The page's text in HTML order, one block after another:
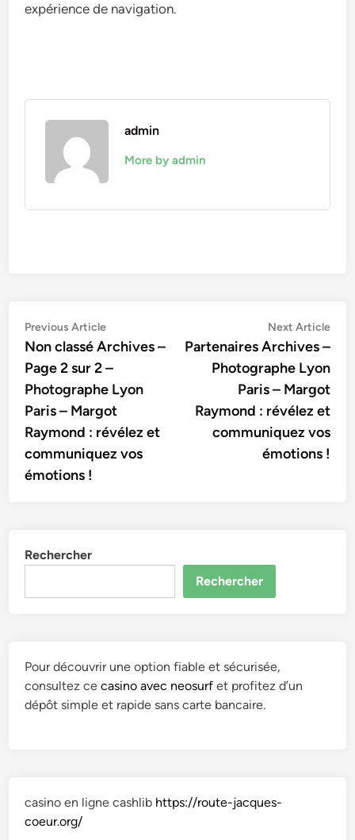
expérience de navigation.
admin
More by admin
Navigation
de
l’article
Previous ArticlePrevious
article:
Non classé Archives –
Page 2 sur 2 –
Photographe Lyon
Paris – Margot
Raymond : révélez et
communiquez vos
émotions !
Next Article
Partenaires Archives –
Photographe Lyon
Paris – Margot
Raymond : révélez et
communiquez vos
émotions !
Rechercher
Rechercher
Pour découvrir une option fiable et sécurisée,
consultez cecasino avec neosurf et profitez d’un
dépôt simple et rapide sans carte bancaire.
casino en ligne cashlib https://route-jacques-
coeur.org/